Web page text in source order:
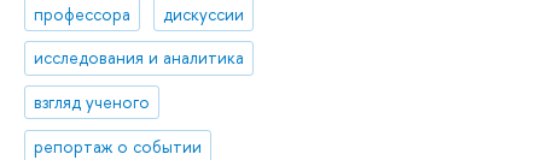
профессора
дискуссии
исследования и аналитика
взгляд ученого
репортаж о событии